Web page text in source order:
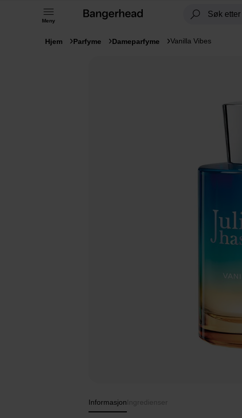
Meny
Hjem Parfyme Dameparfyme Vanilla Vibes
Informasjon Ingredienser